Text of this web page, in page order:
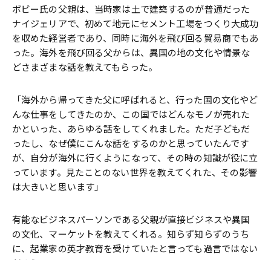
ボビー氏の父親は、当時家は土で建築するのが普通だった
ナイジェリアで、初めて地元にセメント工場をつくり大成功
を収めた経営者であり、同時に海外を飛び回る貿易商でもあ
った。海外を飛び回る父からは、異国の地の文化や情景な
どさまざまな話を教えてもらった。
「海外から帰ってきた父に呼ばれると、行った国の文化やど
んな仕事をしてきたのか、この国ではどんなモノが売れた
かといった、あらゆる話をしてくれました。ただ子どもだ
ったし、なぜ僕にこんな話をするのかと思っていたんです
が、自分が海外に行くようになって、その時の知識が役に立
っています。見たことのない世界を教えてくれた、その影響
は大きいと思います」
有能なビジネスパーソンである父親が直接ビジネスや異国
の文化、マーケットを教えてくれる。知らず知らずのうち
に、起業家の英才教育を受けていたと言っても過言ではない